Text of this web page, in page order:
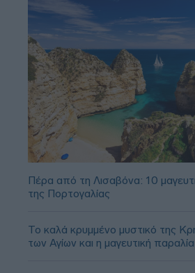
Πέρα από τη Λισαβόνα: 10
της Πορτογαλίας
Το καλά κρυμμένο μυστικό της
των Αγίων και η μαγευτική